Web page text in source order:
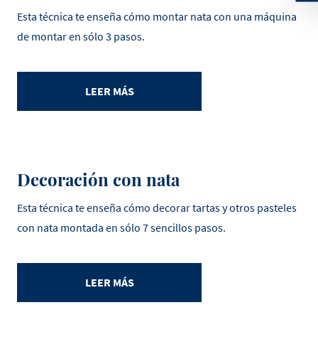
Esta técnica te enseña cómo montar nata con una máquina
de montar en sólo 3 pasos.
LEER MÁS
Decoración con nata
Esta técnica te enseña cómo decorar tartas y otros pasteles
con nata montada en sólo 7 sencillos pasos.
LEER MÁS